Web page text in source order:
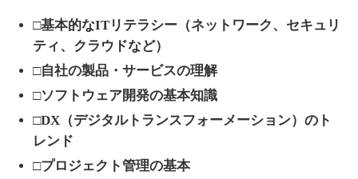
□基本的なITリテラシー（ネットワーク、セキュリ
ティ、クラウドなど）
□自社の製品・サービスの理解
□ソフトウェア開発の基本知識
□DX（デジタルトランスフォーメーション）のト
レンド
□プロジェクト管理の基本